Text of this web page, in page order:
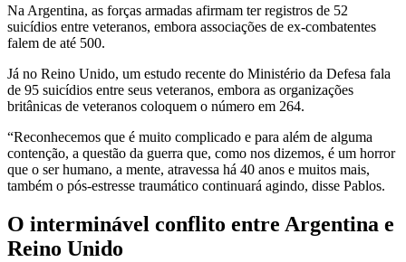
Na Argentina, as forças armadas afirmam ter registros de 52
suicídios entre veteranos, embora associações de ex-combatentes
falem de até 500.
Já no Reino Unido, um estudo recente do Ministério da Defesa fala
de 95 suicídios entre seus veteranos, embora as organizações
britânicas de veteranos coloquem o número em 264.
“Reconhecemos que é muito complicado e para além de alguma
contenção, a questão da guerra que, como nos dizemos, é um horror
que o ser humano, a mente, atravessa há 40 anos e muitos mais,
também o pós-estresse traumático continuará agindo, disse Pablos.
O interminável conflito entre Argentina e
Reino Unido